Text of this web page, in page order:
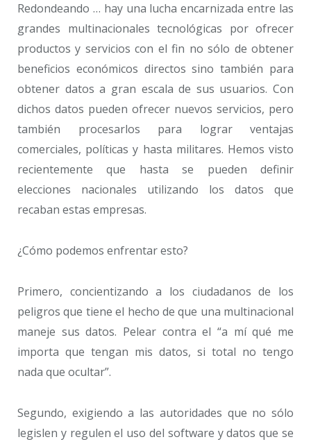
Redondeando … hay una lucha encarnizada entre las
grandes multinacionales tecnológicas por ofrecer
productos y servicios con el fin no sólo de obtener
beneficios económicos directos sino también para
obtener datos a gran escala de sus usuarios. Con
dichos datos pueden ofrecer nuevos servicios, pero
también procesarlos para lograr ventajas
comerciales, políticas y hasta militares. Hemos visto
recientemente que hasta se pueden definir
elecciones nacionales utilizando los datos que
recaban estas empresas.
¿Cómo podemos enfrentar esto?
Primero, concientizando a los ciudadanos de los
peligros que tiene el hecho de que una multinacional
maneje sus datos. Pelear contra el “a mí qué me
importa que tengan mis datos, si total no tengo
nada que ocultar”.
Segundo, exigiendo a las autoridades que no sólo
legislen y regulen el uso del software y datos que se